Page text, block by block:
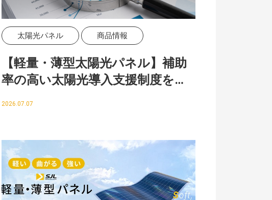
太陽光パネル 商品情報
【軽量・薄型太陽光パネル】補助
率の高い太陽光導入支援制度をご
2026.07.07